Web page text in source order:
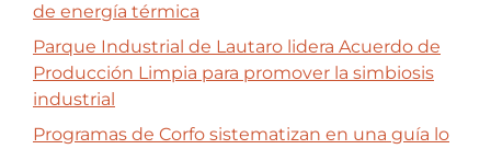
de energía térmica
Parque Industrial de Lautaro lidera Acuerdo de
Producción Limpia para promover la simbiosis
industrial
Programas de Corfo sistematizan en una guía lo